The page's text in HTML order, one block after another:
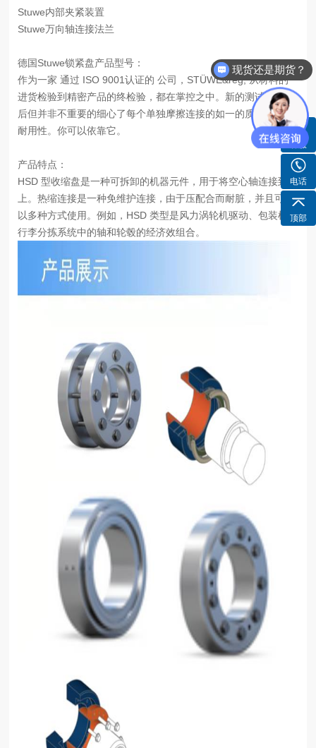
Stuwe内部夹紧装置
Stuwe万向轴连接法兰
德国Stuwe锁紧盘产品型号：
作为一家 通过 ISO 9001认证的 公司，STÜWE&reg; 从材料的
进货检验到精密产品的终检验，都在掌控之中。新的测试方法和
后但并非不重要的细心了每个单独摩擦连接的如一的质量、性和
耐用性。你可以依靠它。
产品特点：
HSD 型收缩盘是一种可拆卸的机器元件，用于将空心轴连接到轴
上。热缩连接是一种免维护连接，由于压配合而耐脏，并且可以
以多种方式使用。例如，HSD 类型是风力涡轮机驱动、包装机或
行李分拣系统中的轴和轮毂的经济效组合。
客服
电话
顶部
现货还是期货？
货期需要多久？